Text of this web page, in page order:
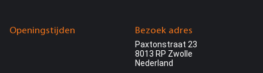
Openingstijden Bezoek adres
Paxtonstraat 23
8013 RP Zwolle
Nederland